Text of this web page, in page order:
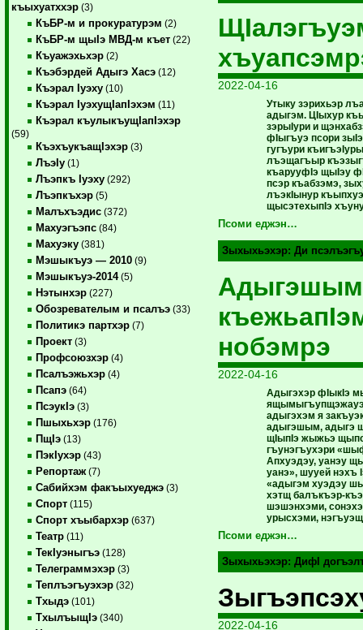
къыхуатххэр (3)
КъБР-м и прокуратурэм (2)
КъБР-м щыIэ МВД-м къет (22)
Къуажэхьхэр (2)
Къэбэрдей Адыгэ Хасэ (12)
Къэрал Iуэху (10)
Къэрал IуэхущIапIэхэм (11)
Къэрал къулыкъущIапIэхэр
(59)
КъэхъукъащIэхэр (3)
ЛъэIу (1)
Лъэпкъ Iуэху (292)
Лъэпкъхэр (5)
Малъхъэдис (372)
Махуэгъэпс (84)
Махуэку (381)
Мэшыкъуэ — 2010 (9)
Мэшыкъуэ-2014(5)
Нэтынхэр (227)
Обозревателым и псалъэ (33)
Политикэ партхэр (7)
Проект (3)
Профсоюзхэр (4)
Псалъэжьхэр (4)
Псапэ (64)
ПсэукIэ (3)
Пшыхьхэр (176)
ПщIэ (13)
ПэкIухэр (43)
Репортаж (7)
Сабийхэм факъыхуеджэ (3)
Спорт (115)
Спорт хъыбархэр (637)
Театр (11)
ТекIуэныгъэ (128)
Телеграммэхэр (3)
Теплъэгъуэхэр (32)
Тхыдэ (101)
ТхылъыщIэ (340)
2022-04-16
Утыку зэрихьэр
адыгэм. ЦIыхур
зэрыIури и
фIыгъуэ псори
гугъури
лъэщагъыр
къарууфIэ щыIэу
псэр къабзэмэ,
лъэкIынур
щысэтехыпIэ
Псоми еджэн…
Зыхыхьэхэр:Ди
нобэмрэ
2022-04-16
Адыгэхэр фIыкIэ
адыгэхэм я
адыгэшым, адыгэ
щIыпIэ жыжьэ
гъунэгъухэри
Апхуэдэу, уанэу
уанэ», шууей нэхъ
«адыгэм хуэдэу
хэтщ балъкъэр-
шэшэнхэми,
урысхэми,
Псоми еджэн…
Зыхыхьэхэр:ДифI
2022-04-16